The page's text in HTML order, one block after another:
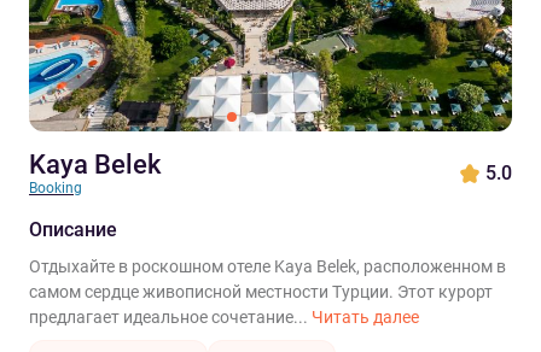
Kaya Belek
Booking
5.0
Описание
Отдыхайте в роскошном отеле Kaya Belek, расположенном в
самом сердце живописной местности Турции. Этот курорт
предлагает идеальное сочетание... Читать далее